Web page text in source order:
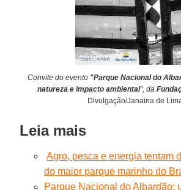
Convite do evento"Parque Nacional do
natureza e impacto ambiental", da
Divulgação/Janaina de
Leia mais
Agro, pesca e energia tentam
do maior parque marinho do
Parque Nacional do Albardão: